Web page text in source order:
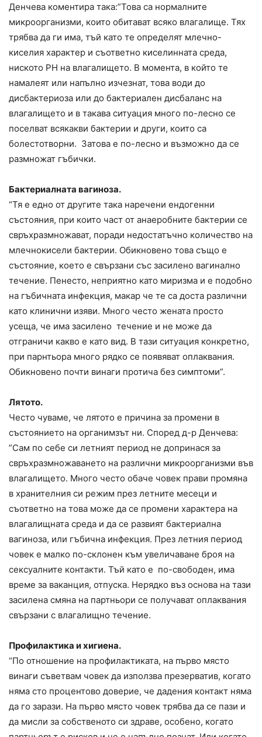
Денчева коментира така:”Това са нормалните
микроорганизми, които обитават всяко влагалище. Тях
трябва да ги има, тъй като те определят млечно-
киселия характер и съответно киселинната среда,
ниското PH на влагалището. В момента, в който те
намалеят или напълно изчезнат, това води до
дисбактериоза или до бактериален дисбаланс на
влагалището и в такава ситуация много по-лесно се
поселват всякакви бактерии и други, които са
болестотворни. Затова е по-лесно и възможно да се
размножат гъбички.
Бактериалната вагиноза.
“Тя е едно от другите така наречени ендогенни
състояния, при които част от анаеробните бактерии се
свръхразмножават, поради недостатъчно количество на
млечнокисели бактерии. Обикновено това също е
състояние, което е свързани със засилено вагинално
течение. Пенесто, неприятно като миризма и е подобно
на гъбичната инфекция, макар че те са доста различни
като клинични изяви. Много често жената просто
усеща, че има засилено течение и не може да
отграничи какво е като вид. В тази ситуация конкретно,
при парнтьора много рядко се появяват оплаквания.
Обикновено почти винаги протича без симптоми”.
Лятото.
Често чуваме, че лятото е причина за промени в
състоянието на органимзът ни. Според д-р Денчева:
”Сам по себе си летният период не допринася за
свръхразмножаването на различни микроорганизми във
влагалището. Много често обаче човек прави промяна
в хранителния си режим през летните месеци и
съответно на това може да се промени характера на
влагалищната среда и да се развият бактериална
вагиноза, или гъбична инфекция. През летния период
човек е малко по-склонен към увеличаване броя на
сексуалните контакти. Тъй като е по-свободен, има
време за ваканция, отпуска. Нерядко въз основа на тази
засилена смяна на партньори се получават оплаквания
свързани с влагалищно течение.
Профилактика и хигиена.
“По отношение на профилактиката, на първо място
винаги съветвам човек да използва презерватив, когато
няма сто процентово доверие, че дадения контакт няма
да го зарази. На първо място човек трябва да се пази и
да мисли за собственото си здраве, особено, когато